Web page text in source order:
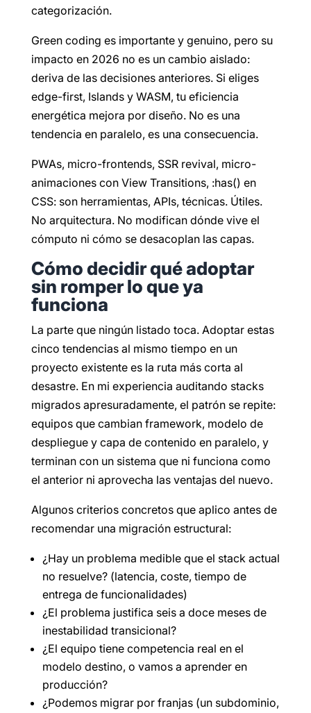
categorización.
Green coding es importante y genuino, pero su
impacto en 2026 no es un cambio aislado:
deriva de las decisiones anteriores. Si eliges
edge-first, Islands y WASM, tu eficiencia
energética mejora por diseño. No es una
tendencia en paralelo, es una consecuencia.
PWAs, micro-frontends, SSR revival, micro-
animaciones con View Transitions, :has() en
CSS: son herramientas, APIs, técnicas. Útiles.
No arquitectura. No modifican dónde vive el
cómputo ni cómo se desacoplan las capas.
Cómo decidir qué adoptar
sin romper lo que ya
funciona
La parte que ningún listado toca. Adoptar estas
cinco tendencias al mismo tiempo en un
proyecto existente es la ruta más corta al
desastre. En mi experiencia auditando stacks
migrados apresuradamente, el patrón se repite:
equipos que cambian framework, modelo de
despliegue y capa de contenido en paralelo, y
terminan con un sistema que ni funciona como
el anterior ni aprovecha las ventajas del nuevo.
Algunos criterios concretos que aplico antes de
recomendar una migración estructural:
¿Hay un problema medible que el stack actual
no resuelve? (latencia, coste, tiempo de
entrega de funcionalidades)
¿El problema justifica seis a doce meses de
inestabilidad transicional?
¿El equipo tiene competencia real en el
modelo destino, o vamos a aprender en
producción?
¿Podemos migrar por franjas (un subdominio,